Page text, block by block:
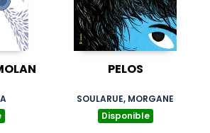
PELOS
SOULARUE, MORGANE
Disponible